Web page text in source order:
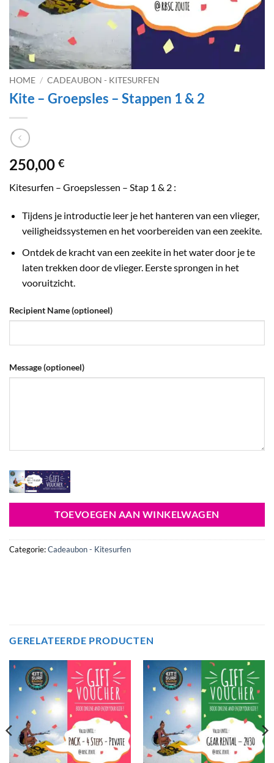
HOME / CADEAUBON - KITESURFEN
Kite – Groepsles – Stappen 1 & 2
250,00 €
Kitesurfen – Groepslessen – Stap 1 & 2 :
Tijdens je introductie leer je het hanteren van een vlieger,
veiligheidssystemen en het voorbereiden van een zeekite.
Ontdek de kracht van een zeekite in het water door je te
laten trekken door de vlieger. Eerste sprongen in het
vooruitzicht.
Recipient Name(optioneel)
Message(optioneel)
TOEVOEGEN AAN WINKELWAGEN
Categorie:Cadeaubon - Kitesurfen
GERELATEERDE PRODUCTEN